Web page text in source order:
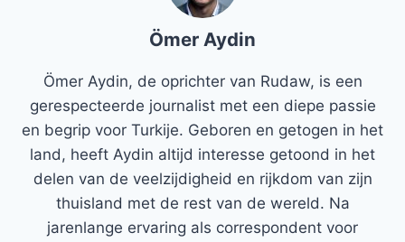
Ömer Aydin
Ömer Aydin, de oprichter van Rudaw, is een
gerespecteerde journalist met een diepe passie
en begrip voor Turkije. Geboren en getogen in het
land, heeft Aydin altijd interesse getoond in het
delen van de veelzijdigheid en rijkdom van zijn
thuisland met de rest van de wereld. Na
jarenlange ervaring als correspondent voor